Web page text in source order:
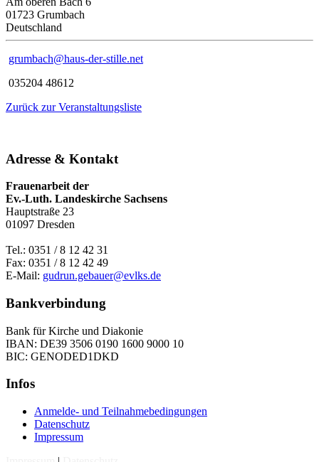
01723 Grumbach
Deutschland
grumbach@haus-der-stille.net
035204 48612
Zurück zur Veranstaltungsliste
Adresse & Kontakt
Frauenarbeit der
Ev.-Luth. Landeskirche Sachsens
Hauptstraße 23
01097 Dresden
Tel.: 0351 / 8 12 42 31
Fax: 0351 / 8 12 42 49
E-Mail: gudrun.gebauer@evlks.de
Bankverbindung
Bank für Kirche und Diakonie
IBAN: DE39 3506 0190 1600 9000 10
BIC: GENODED1DKD
Infos
Anmelde- und Teilnahmebedingungen
Datenschutz
Impressum